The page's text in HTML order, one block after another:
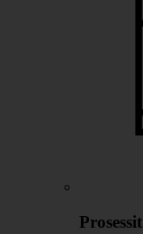
Prosessit